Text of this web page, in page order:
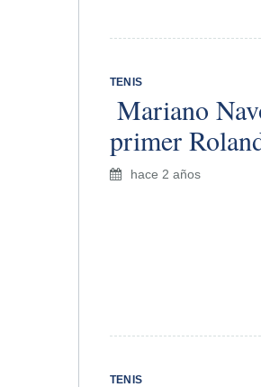
TENIS
Mariano
primer
hace 2 años
TENIS